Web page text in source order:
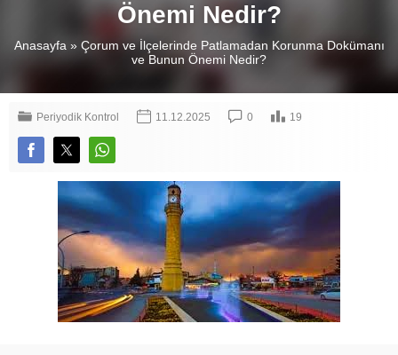
Önemi Nedir?
Anasayfa » Çorum ve İlçelerinde Patlamadan Korunma Dokümanı
ve Bunun Önemi Nedir?
Periyodik Kontrol 11.12.2025 0 19